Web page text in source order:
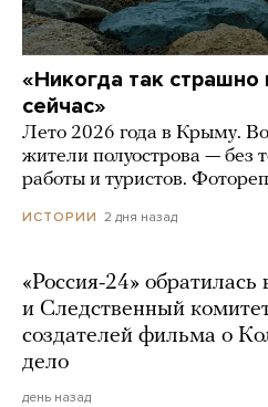
«Никогда так
сейчас»
Лето 2026 года в Крыму.
жители полуострова — без
работы и туристов.
ИСТОРИИ 2 дня назад
«Россия-24» обратилась
и Следственный
создателей фильма о
дело
день назад